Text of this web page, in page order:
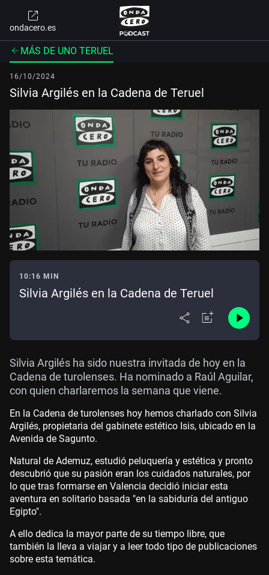
ondacero.es
MÁS DE UNO TERUEL
16/10/2024
Silvia Argilés en la Cadena de Teruel
10:16 MIN
Silvia Argilés en la Cadena de Teruel
Silvia Argilés ha sido nuestra invitada de hoy en la
Cadena de turolenses. Ha nominado a Raúl Aguilar,
con quien charlaremos la semana que viene.
En la Cadena de turolenses hoy hemos charlado con Silvia
Argilés, propietaria del gabinete estético Isis, ubicado en la
Avenida de Sagunto.
Natural de Ademuz, estudió peluquería y estética y pronto
descubrió que su pasión eran los cuidados naturales, por
lo que tras formarse en Valencia decidió iniciar esta
aventura en solitario basada "en la sabiduría del antiguo
Egipto".
A ello dedica la mayor parte de su tiempo libre, que
también la lleva a viajar y a leer todo tipo de publicaciones
sobre esta temática.